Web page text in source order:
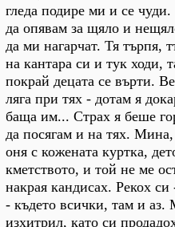
гледа подире ми и се
да опявам за щяло и
да ми нагарчат. Тя търпя,
на кантара си и тук ходи,
покрай децата се върти.
ляга при тях - дотам я
баща им... Страх я беше
да посягам и на тях.
оня с кожената куртка,
кметството, и той не ме
накрая кандисах. Рекох
- където всички, там и аз.
изхитрил, като си